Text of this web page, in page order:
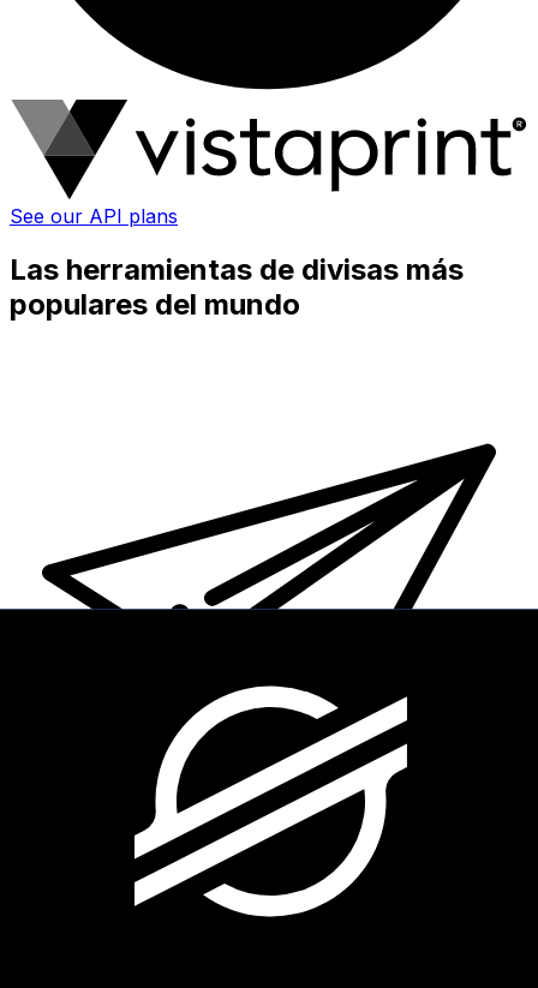
See our API plans
Las herramientas de divisas más
populares del mundo
Transferencias de dinero internacionales Xe